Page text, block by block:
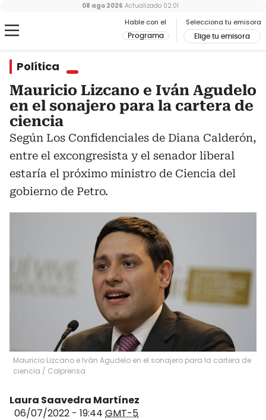
Hable con el
Programa
Selecciona tu emisora
Elige tu emisora
08 ago 2026 Actualizado 02:01
Política
Mauricio Lizcano e Iván Agudelo
en el sonajero para la cartera de
ciencia
Según Los Confidenciales de Diana Calderón,
entre el excongresista y el senador liberal
estaría el próximo ministro de Ciencia del
gobierno de Petro.
Mauricio Lizcano e Iván Agudelo en el sonajero para la cartera de
ciencia / Colprensa
Laura Saavedra Martínez
06/07/2022 - 19:44 GMT-5